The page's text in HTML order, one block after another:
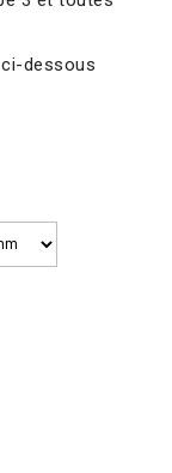
dessous